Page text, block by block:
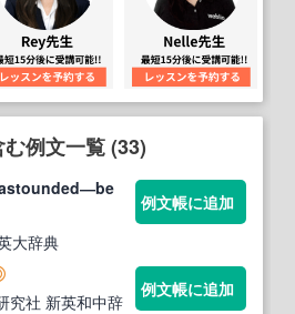
例文一覧 (33)
大辞典
例文帳に追加
究社 新英和中辞
例文帳に追加